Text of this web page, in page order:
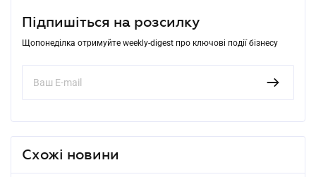
Підпишіться на розсилку
Щопонеділка отримуйте weekly-digest про ключові події бізнесу
Схожі новини